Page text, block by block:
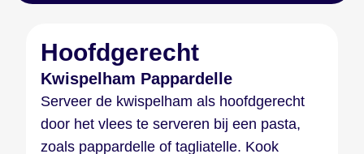
Hoofdgerecht
Kwispelham Pappardelle
Serveer de kwispelham als hoofdgerecht
door het vlees te serveren bij een pasta,
zoals pappardelle of tagliatelle. Kook